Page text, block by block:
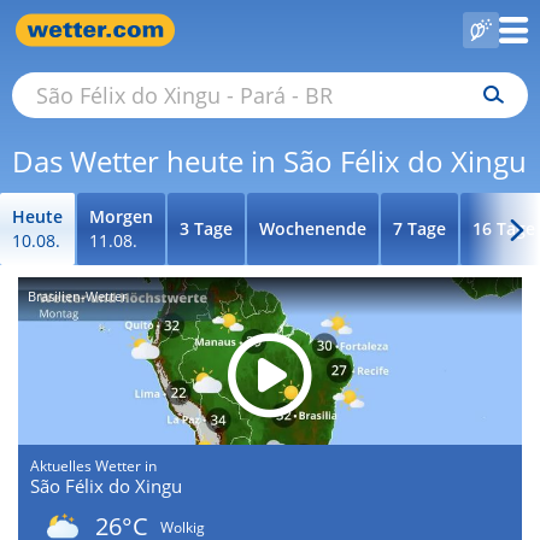
Das Wetter heute in São Félix do Xingu
Heute
10.08.
Morgen
11.08.
3 Tage Wochenende 7 Tage 16 Tage
Brasilien-Wetter
Aktuelles Wetter in
São Félix do Xingu
26°C
Wolkig